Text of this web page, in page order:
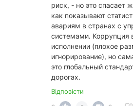
риск, - но это спасает
как показывают
авариям в странах с
системами. Коррупция
исполнении (плохое
игнорирование), но
это глобальный
дорогах.
Відповісти